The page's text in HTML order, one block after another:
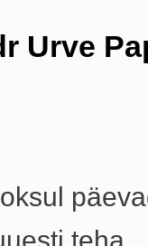
Urve
teha